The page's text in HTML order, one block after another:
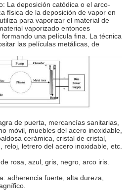
La deposición catódica o el arco-
física de la deposición de vapor en
para vaporizar el material de
vaporizado entonces
una película fina. La técnica
las películas metálicas, de
de puerta, mercancías sanitarias,
móvil, muebles del acero inoxidable,
cerámica, cristal de cristal,
reloj, letrero del acero inoxidable, etc.
rosa, azul, gris, negro, arco iris.
adherencia fuerte, alta dureza,